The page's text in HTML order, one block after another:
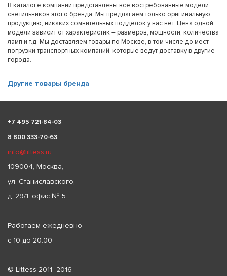
В каталоге компании представлены все востребованные модели
светильников этого бренда. Мы предлагаем только оригинальную
продукцию, никаких сомнительных подделок у нас нет. Цена одной
модели зависит от характеристик – размеров, мощности, количества
ламп и т.д. Мы доставляем товары по Москве, в том числе до мест
погрузки транспортных компаний, которые ведут доставку в другие
города.
Другие товары бренда
+7 495 721-84-03
8 800 333-70-63
info@littess.ru
109004, Москва,
ул. Станиславского,
д. 29/1, офис № 5
Работаем ежедневно
с 10 до 20:00
© Littess 2011–2016